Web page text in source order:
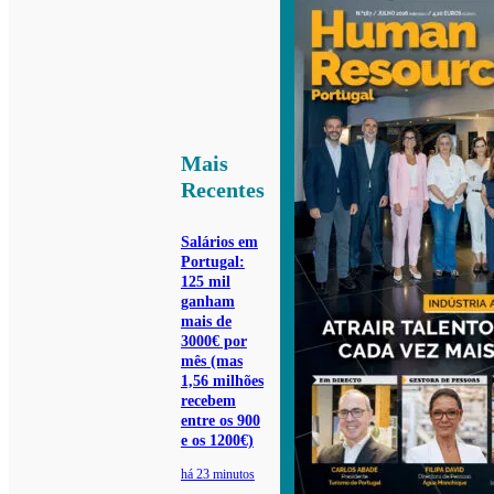
Mais
Recentes
Salários em
Portugal:
125 mil
ganham
mais de
3000€ por
mês (mas
1,56 milhões
recebem
entre os 900
e os 1200€)
há 23 minutos